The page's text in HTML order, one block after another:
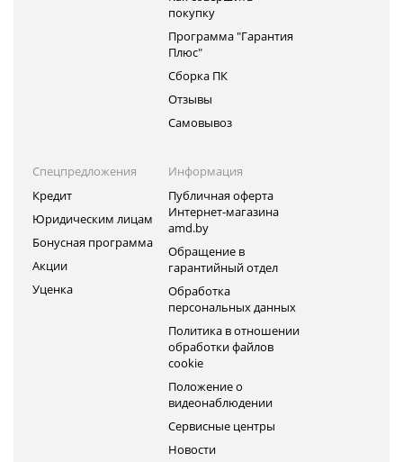
покупку
Программа "Гарантия
Плюс"
Сборка ПК
Отзывы
Самовывоз
Спецпредложения
Кредит
Юридическим лицам
Бонусная программа
Акции
Уценка
Информация
Публичная оферта
Интернет-магазина
amd.by
Обращение в
гарантийный отдел
Обработка
персональных данных
Политика в отношении
обработки файлов
cookie
Положение о
видеонаблюдении
Сервисные центры
Новости